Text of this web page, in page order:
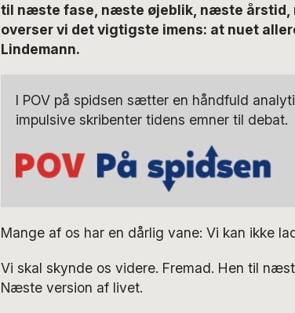
til næste fase, næste øjeblik, næste årstid,
overser vi det vigtigste imens: at nuet
Lindemann.
I POV på spidsen sætter en håndfuld
impulsive skribenter tidens emner til debat.
Mange af os har en dårlig vane: Vi kan ikke
Vi skal skynde os videre. Fremad. Hen til
Næste version af livet.